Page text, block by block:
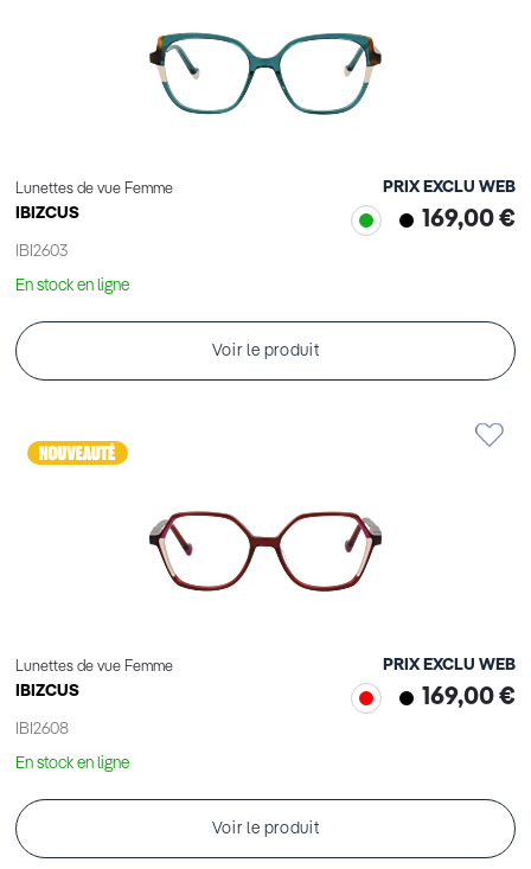
Lunettes de vue Femme
IBIZCUS
IBI2603
PRIX EXCLU WEB
169,00 €
En stock en ligne
Voir le produit
Lunettes de vue Femme
IBIZCUS
IBI2608
PRIX EXCLU WEB
169,00 €
En stock en ligne
Voir le produit